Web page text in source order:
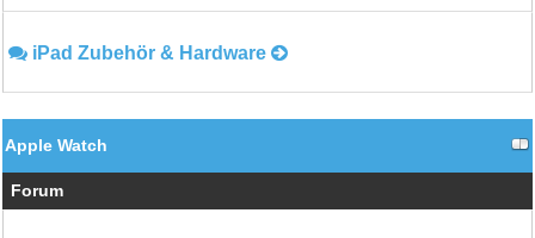
iPad Zubehör & Hardware
Apple Watch
Forum